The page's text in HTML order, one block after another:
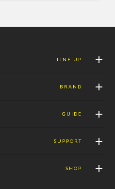
LINE UP
BRAND
GUIDE
SUPPORT
SHOP